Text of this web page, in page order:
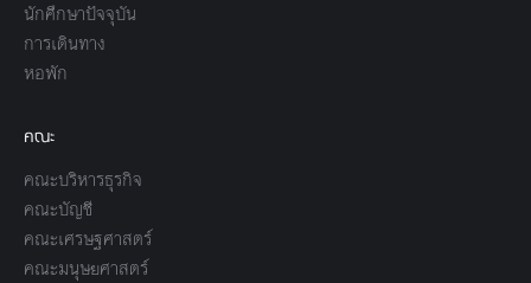
นักศึกษาปัจจุบัน
การเดินทาง
หอพัก
คณะ
คณะบริหารธุรกิจ
คณะบัญชี
คณะเศรษฐศาสตร์
คณะมนุษยศาสตร์